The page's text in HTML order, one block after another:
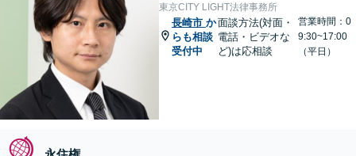
東京CITY LIGHT法律事務所
長崎市 か
らも相談
受付中
面談方法(対面・
電話・ビデオな
ど)は応相談
営業時間：0
9:30~17:00
（平日）